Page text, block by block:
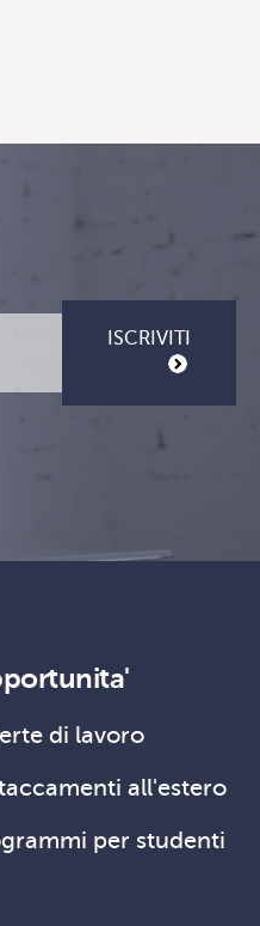
ISCRIVITI
di lavoro
all'estero
per studenti